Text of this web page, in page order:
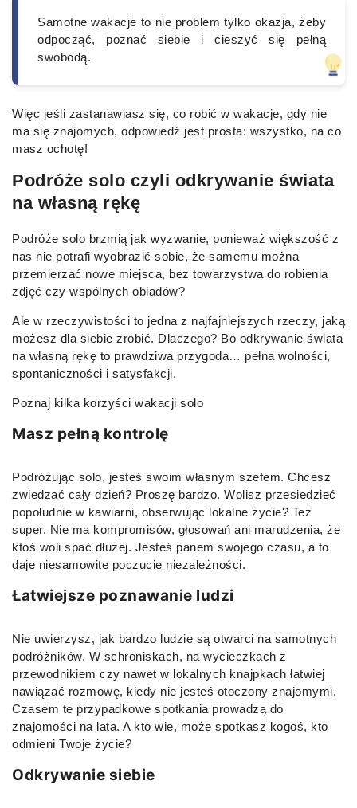
Samotne wakacje to nie problem tylko okazja, żeby
odpocząć, poznać siebie i cieszyć się pełną
swobodą.
Więc jeśli zastanawiasz się, co robić w wakacje, gdy nie
ma się znajomych, odpowiedź jest prosta: wszystko, na co
masz ochotę!
Podróże solo czyli odkrywanie świata
na własną rękę
Podróże solo brzmią jak wyzwanie, ponieważ większość z
nas nie potrafi wyobrazić sobie, że samemu można
przemierzać nowe miejsca, bez towarzystwa do robienia
zdjęć czy wspólnych obiadów?
Ale w rzeczywistości to jedna z najfajniejszych rzeczy, jaką
możesz dla siebie zrobić. Dlaczego? Bo odkrywanie świata
na własną rękę to prawdziwa przygoda… pełna wolności,
spontaniczności i satysfakcji.
Poznaj kilka korzyści wakacji solo
Masz pełną kontrolę
Podróżując solo, jesteś swoim własnym szefem. Chcesz
zwiedzać cały dzień? Proszę bardzo. Wolisz przesiedzieć
popołudnie w kawiarni, obserwując lokalne życie? Też
super. Nie ma kompromisów, głosowań ani marudzenia, że
ktoś woli spać dłużej. Jesteś panem swojego czasu, a to
daje niesamowite poczucie niezależności.
Łatwiejsze poznawanie ludzi
Nie uwierzysz, jak bardzo ludzie są otwarci na samotnych
podróżników. W schroniskach, na wycieczkach z
przewodnikiem czy nawet w lokalnych knajpkach łatwiej
nawiązać rozmowę, kiedy nie jesteś otoczony znajomymi.
Czasem te przypadkowe spotkania prowadzą do
znajomości na lata. A kto wie, może spotkasz kogoś, kto
odmieni Twoje życie?
Odkrywanie siebie